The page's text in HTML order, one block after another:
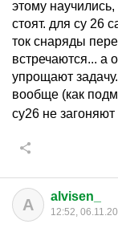
этому
стоят. для су 26
ток снаряды
встречаются... а
упрощают
вообще (как
су26 не загоняют
A alvisen_
12:52,